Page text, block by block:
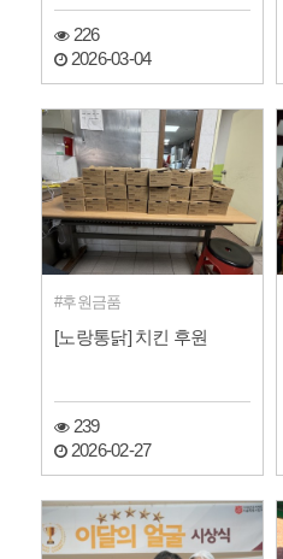
226
2026-03-04
후원금품
[노랑통닭] 치킨 후원
239
2026-02-27